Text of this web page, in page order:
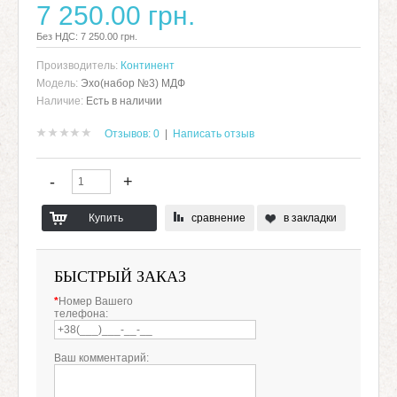
7 250.00 грн.
Без НДС: 7 250.00 грн.
Производитель: Континент
Модель: Эхо(набор №3) МДФ
Наличие: Есть в наличии
Отзывов: 0 Написать отзыв
сравнение в закладки
БЫСТРЫЙ ЗАКАЗ
*Номер Вашего
телефона:
Ваш комментарий: